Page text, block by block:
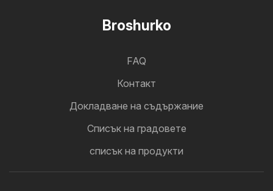
Broshurko
FAQ
Контакт
Докладване на съдържание
Cписък на градовете
списък на продукти